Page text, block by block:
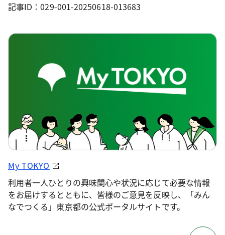
記事ID：029-001-20250618-013683
My TOKYO
利用者一人ひとりの興味関心や状況に応じて必要な情報
をお届けするとともに、皆様のご意見を反映し、「みん
なでつくる」東京都の公式ポータルサイトです。